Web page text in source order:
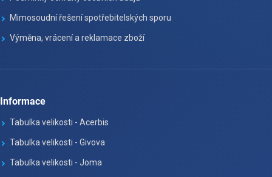
Mimosoudní řešení spotřebitelských sporu
Výměna, vrácení a reklamace zboží
Informace
Tabulka velikosti - Acerbis
Tabulka velikosti - Givova
Tabulka velikosti - Joma